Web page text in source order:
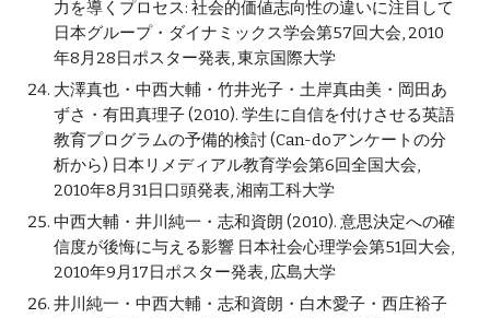
力を導くプロセス: 社会的価値志向性の違いに注目して
日本グループ・ダイナミックス学会第57回大会, 2010
年8月28日ポスター発表, 東京国際大学
大澤真也・中西大輔・竹井光子・土岸真由美・岡田あ
ずさ・有田真理子 (2010). 学生に自信を付けさせる英語
教育プログラムの予備的検討 (Can-doアンケートの分
析から) 日本リメディアル教育学会第6回全国大会,
2010年8月31日口頭発表, 湘南工科大学
中西大輔・井川純一・志和資朗 (2010). 意思決定への確
信度が後悔に与える影響 日本社会心理学会第51回大会,
2010年9月17日ポスター発表, 広島大学
井川純一・中西大輔・志和資朗・白木愛子・西庄裕子